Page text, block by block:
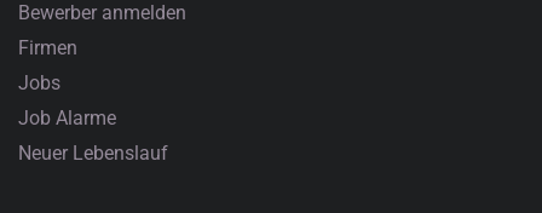
Bewerber anmelden
Firmen
Jobs
Job Alarme
Neuer Lebenslauf